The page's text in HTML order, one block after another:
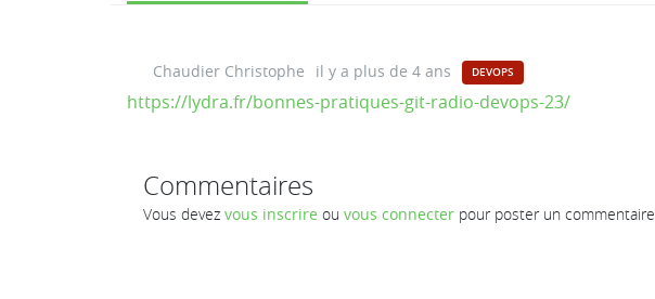
Chaudier Christophe il y a plus de 4 ans DEVOPS
https://lydra.fr/bonnes-pratiques-git-radio-devops-23/
Commentaires
Vous devez vous inscrire ou vous connecter pour poster un commentaire